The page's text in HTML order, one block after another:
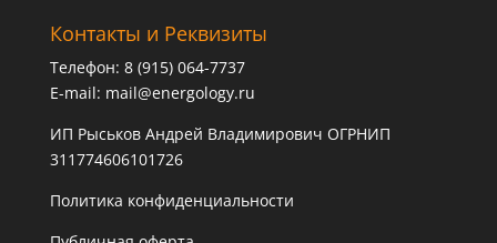
Контакты и Реквизиты
Телефон: 8 (915) 064-7737
E-mail: mail@energology.ru
ИП Рыськов Андрей Владимирович ОГРНИП
311774606101726
Политика конфиденциальности